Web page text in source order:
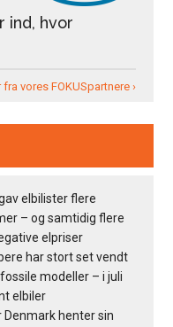
ind, hvor
vores FOKUSpartnere ›
elbilister flere
– og samtidig flere
elpriser
har stort set vendt
modeller – i juli
elbiler
Denmark henter sin